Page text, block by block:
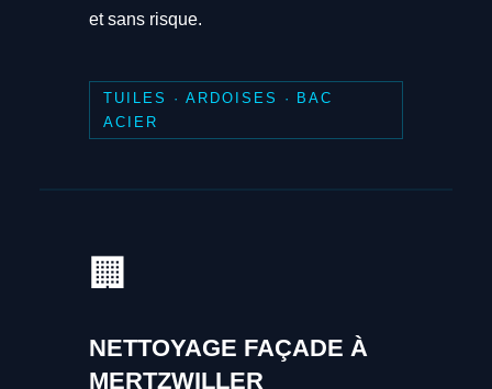
et sans risque.
TUILES · ARDOISES · BAC
ACIER
🏢
NETTOYAGE FAÇADE À
MERTZWILLER